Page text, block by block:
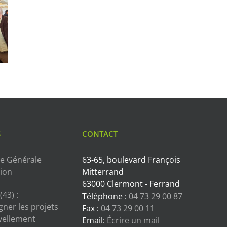
Générale
:
les projets
CONTACT
63-65, boulevard François
Mitterrand
63000 Clermont - Ferrand
Téléphone : 04 73 29 00 87
Fax : 04 73 29 00 11
Email: Écrire un mail